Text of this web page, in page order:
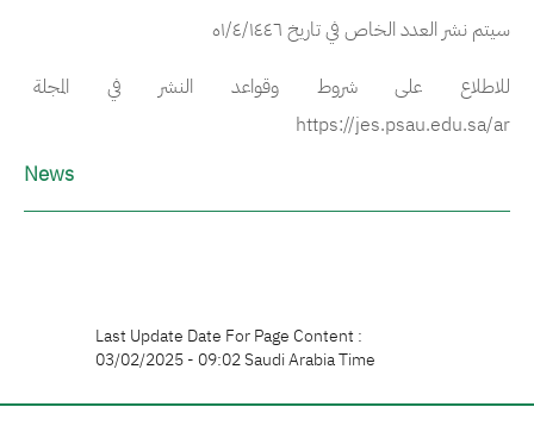
سيتم نشر العدد الخاص في تاريخ ١/٤/١٤٤٦ه
للاطلاع على شروط وقواعد النشر في المجلة
https://jes.psau.edu.sa/ar
News
Last Update Date For Page Content :
03/02/2025 - 09:02 Saudi Arabia Time